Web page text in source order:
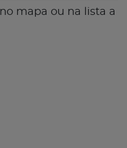
mapa ou na lista a